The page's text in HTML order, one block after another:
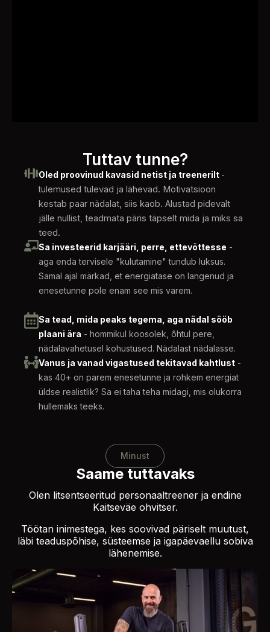
Tuttav tunne?
Oled proovinud kavasid netist ja treenerilt -
tulemused tulevad ja lähevad. Motivatsioon
kestab paar nädalat, siis kaob. Alustad pidevalt
jälle nullist, teadmata päris täpselt mida ja miks sa
teed.
Sa investeerid karjääri, perre, ettevõttesse -
aga enda tervisele "kulutamine" tundub luksus.
Samal ajal märkad, et energiatase on langenud ja
enesetunne pole enam see mis varem.
Sa tead, mida peaks tegema, aga nädal sööb
plaani ära - hommikul koosolek, õhtul pere,
nädalavahetusel kohustused. Nädalast nädalasse.
Vanus ja vanad vigastused tekitavad kahtlust -
kas 40+ on parem enesetunne ja rohkem energiat
üldse realistlik? Sa ei taha teha midagi, mis olukorra
hullemaks teeks.
Minust
Saame tuttavaks
Olen litsentseeritud personaaltreener ja endine
Kaitseväe ohvitser.
Töötan inimestega, kes soovivad päriselt muutust,
läbi teaduspõhise, süsteemse ja igapäevaellu sobiva
lähenemise.